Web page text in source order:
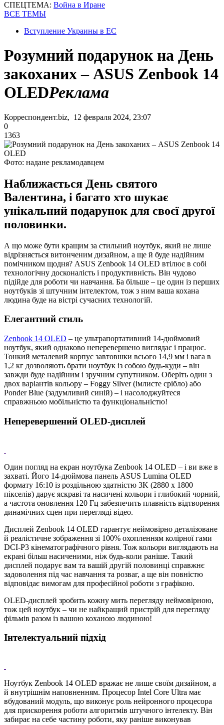
СПЕЦТЕМА: Война в Иране
ВСЕ ТЕМЫ
Вступление Украины в ЕС
Розумний подарунок на День
закоханих ‒ ASUS Zenbook 14
OLEDРеклама
Корреспондент.biz, 12 февраля 2024, 23:07
0
1363
Фото: надане рекламодавцем
Наближається День святого
Валентина, і багато хто шукає
унікальний подарунок для своєї другої
половинки.
А що може бути кращим за стильний ноутбук, який не лише
відрізняється витонченим дизайном, а ще й буде надійним
помічником щодня? ASUS Zenbook 14 OLED втілює в собі
технологічну досконалість і продуктивність. Він чудово
підійде для роботи чи навчання. Ба більше ‒ це один із перших
ноутбуків зі штучним інтелектом, тож з ним ваша кохана
людина буде на вістрі сучасних технологій.
Елегантний стиль
Zenbook 14 OLED – це ультрапортативний 14-дюймовий
ноутбук, який однаково неперевершено виглядає і працює.
Тонкий металевий корпус завтовшки всього 14,9 мм і вага в
1,2 кг дозволяють брати ноутбук із собою будь-куди – він
завжди буде надійним і зручним супутником. Оберіть один з
двох варіантів кольору – Foggy Silver (імлисте срібло) або
Ponder Blue (задумливий синій) – і насолоджуйтеся
справжньою мобільністю та функціональністю!
Неперевершений OLED-дисплей
Один погляд на екран ноутбука Zenbook 14 OLED – і ви вже в
захваті. Його 14-дюймова панель ASUS Lumina OLED
формату 16:10 із роздільною здатністю 3K (2880 x 1800
пікселів) дарує яскраві та насичені кольори і глибокий чорний,
а частота оновлення 120 Гц забезпечить плавність відтворення
динамічних сцен при перегляді відео.
Дисплей Zenbook 14 OLED гарантує неймовірно деталізоване
й реалістичне зображення зі 100% охопленням колірної гами
DCI-P3 кінематографічного рівня. Тож кольори виглядають на
екрані більш насиченими, ніж будь-коли раніше. Такий
дисплей подарує вам та вашій другій половинці справжнє
задоволення під час навчання та розваг, а ще він повністю
відповідає вимогам для професійної роботи з графікою.
OLED-дисплей зробить кожну мить перегляду неймовірною,
тож цей ноутбук – чи не найкращий пристрій для перегляду
фільмів разом із вашою коханою людиною!
Інтелектуальний підхід
Ноутбук Zenbook 14 OLED вражає не лише своїм дизайном, а
й внутрішнім наповненням. Процесор Intel Core Ultra має
вбудований модуль, що виконує роль нейронного процесора
для прискорення роботи алгоритмів штучного інтелекту. Він
забирає на себе частину роботи, яку раніше виконував